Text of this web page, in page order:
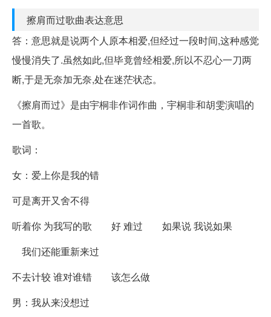
擦肩而过歌曲表达意思
答：意思就是说两个人原本相爱,但经过一段时间,这种感觉
慢慢消失了.虽然如此,但毕竟曾经相爱,所以不忍心一刀两
断,于是无奈加无奈,处在迷茫状态。
《擦肩而过》是由宇桐非作词作曲，宇桐非和胡雯演唱的
一首歌。
歌词：
女：爱上你是我的错
可是离开又舍不得
听着你 为我写的歌 好 难过 如果说 我说如果
我们还能重新来过
不去计较 谁对谁错 该怎么做
男：我从来没想过